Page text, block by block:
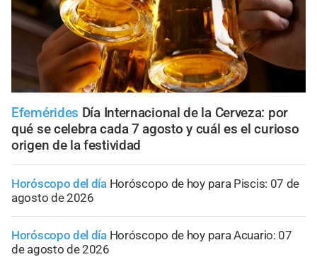
Efemérides Día Internacional de la Cerveza: por
qué se celebra cada 7 agosto y cuál es el curioso
origen de la festividad
Horóscopo del día Horóscopo de hoy para Piscis: 07 de
agosto de 2026
Horóscopo del día Horóscopo de hoy para Acuario: 07
de agosto de 2026